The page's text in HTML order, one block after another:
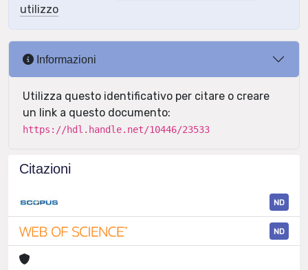
utilizzo
Informazioni
Utilizza questo identificativo per citare o creare
un link a questo documento:
https://hdl.handle.net/10446/23533
Citazioni
ND
ND